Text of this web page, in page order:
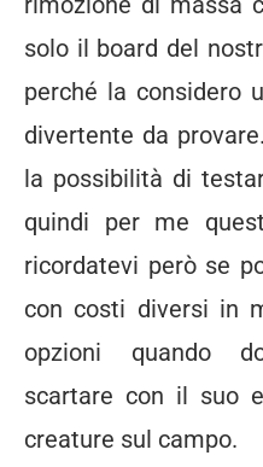
solo il board del
perché la considero
divertente da
la possibilità di
quindi per me
ricordatevi però se
con costi diversi in
opzioni quando
scartare con il suo
creature sul campo.